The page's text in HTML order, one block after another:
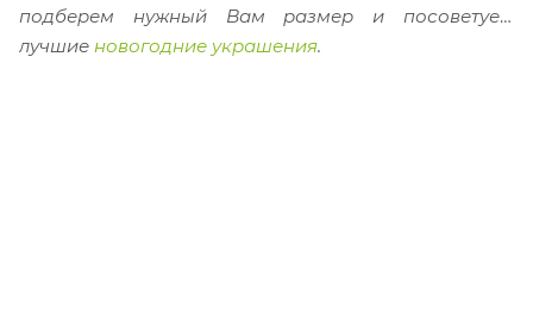
подберем нужный Вам размер и посоветуем
лучшие новогодние украшения.